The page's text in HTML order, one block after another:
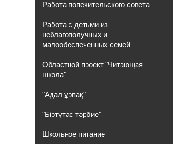
Работа попечительского совета
Работа с детьми из
неблагополучных и
малообеспеченных семей
Областной проект "Читающая
школа"
"Адал ұрпақ"
"Біртұтас тәрбие"
Школьное питание